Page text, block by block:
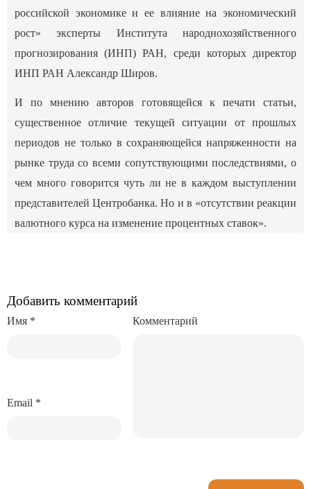
российской экономике и ее влияние на экономический
рост» эксперты Института народнохозяйственного
прогнозирования (ИНП) РАН, среди которых директор
ИНП РАН Александр Широв.
И по мнению авторов готовящейся к печати статьи,
существенное отличие текущей ситуации от прошлых
периодов не только в сохраняющейся напряженности на
рынке труда со всеми сопутствующими последствиями, о
чем много говорится чуть ли не в каждом выступлении
представителей Центробанка. Но и в «отсутствии реакции
валютного курса на изменение процентных ставок».
Добавить комментарий
Комментарий
Имя *
Email *